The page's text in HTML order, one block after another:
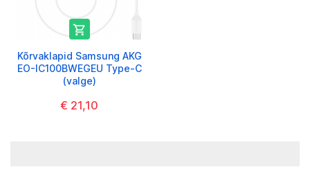

Kõrvaklapid Samsung AKG
EO-IC100BWEGEU Type-C
(valge)
€ 21,10